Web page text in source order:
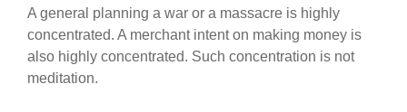
A general planning a war or a massacre is highly
concentrated. A merchant intent on making money is
also highly concentrated. Such concentration is not
meditation.